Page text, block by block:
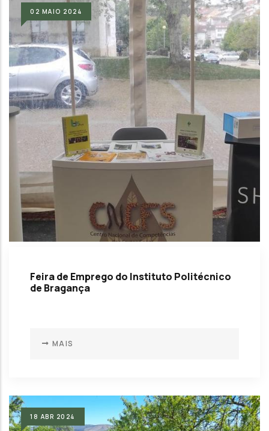
02 MAIO 2024
Feira de Emprego do Instituto Politécnico
de Bragança
MAIS
18 ABR 2024